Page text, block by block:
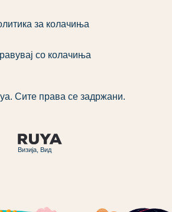
Визија, Вид
за колачиња
со колачиња
Сите права се задржани.